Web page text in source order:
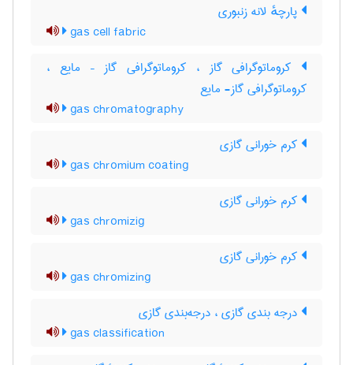
پارچهٔ لانه زنبوری
gas cell fabric
کروماتوگرافی گاز ، کروماتوگرافی گاز – مایع ،
کروماتوگرافی گاز- مایع
gas chromatography
کرم خورانی گازی
gas chromium coating
کرم خورانی گازی
gas chromizig
کرم خورانی گازی
gas chromizing
درجه بندی گازی ، درجه‌بندی گازی
gas classification